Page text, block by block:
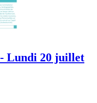
- Lundi 20 juillet